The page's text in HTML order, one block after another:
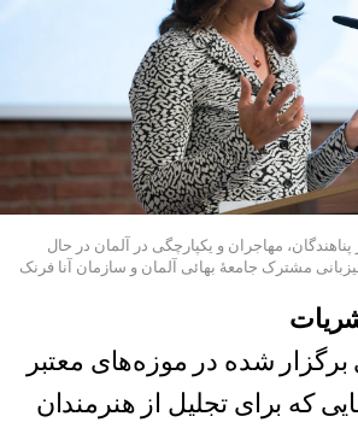
پناهندگان، مهاجران و یکپارچگی در آلمان در حال
مشترک جامعۀ بهائی آلمان و سازمان آنا فرنک
برگزار شده در موزه‌های معتبر
که برای تجلیل از هنرمندان